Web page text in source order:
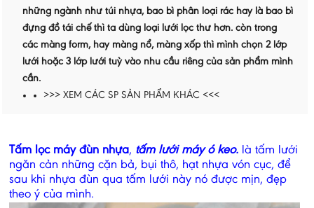
những ngành như túi nhựa, bao bì phân loại rác hay là bao bì
đựng đồ tái chế thì ta dùng loại lưới lọc thư hơn. còn trong
các màng form, hay màng nổ, màng xốp thì mình chọn 2 lớp
lưới hoặc 3 lớp lưới tuỳ vào nhu cầu riêng của sản phẩm mình
cần.
>>> XEM CÁC SP SẢN PHẨM KHÁC <<<
Tấm lọc máy đùn nhựa, tấm lưới máy ó keo. là tấm lưới
ngăn cản những cặn bả, bụi thô, hạt nhựa vón cục, để
sau khi nhựa đùn qua tấm lưới này nó được mịn, đẹp
theo ý của mình.